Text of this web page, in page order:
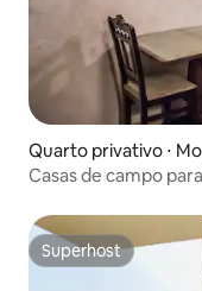
Quarto privativo ⋅
Casas de campo
Superhost
Superhost